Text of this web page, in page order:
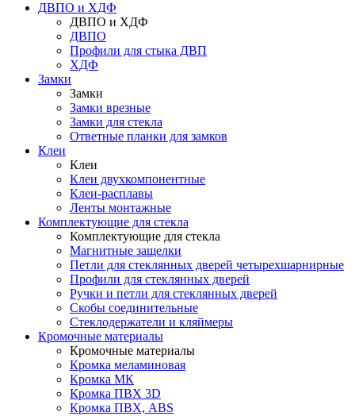
ДВПО и ХДФ
ДВПО и ХДФ
ДВПО
Профили для стыка ДВП
ХДФ
Замки
Замки
Замки врезные
Замки для стекла
Ответные планки для замков
Клеи
Клеи
Клеи двухкомпонентные
Клеи-расплавы
Ленты монтажные
Комплектующие для стекла
Комплектующие для стекла
Магнитные защелки
Петли для стеклянных дверей четырехшарнирные
Профили для стеклянных дверей
Ручки и петли для стеклянных дверей
Скобы соединительные
Стеклодержатели и кляймеры
Кромочные материалы
Кромочные материалы
Кромка меламиновая
Кромка МК
Кромка ПВХ 3D
Кромка ПВХ, ABS